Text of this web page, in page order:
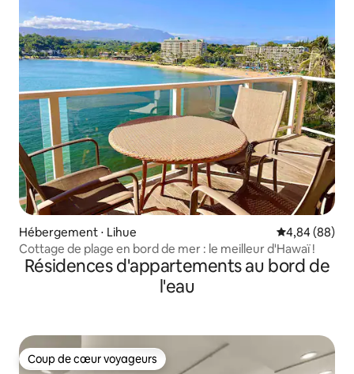
Hébergement ⋅ Lihue Évaluation
4,84 (88)
Cottage de plage en bord de mer : le meilleur d'Hawaï !
Résidences d'appartements au bord de
l'eau
Coup de cœur voyageurs
Coup de cœur voyageurs